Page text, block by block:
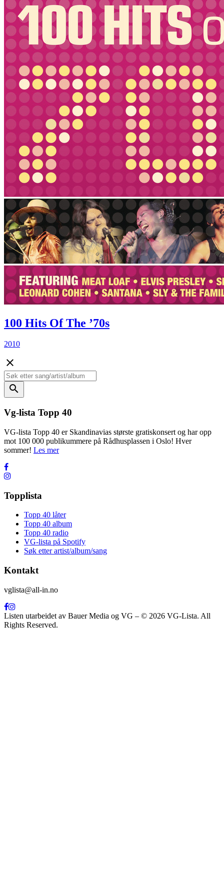
100 Hits Of The ’70s
2010
close
search
Vg-lista Topp 40
VG-lista Topp 40 er Skandinavias største gratiskonsert og har opp
mot 100 000 publikummere på Rådhusplassen i Oslo! Hver
sommer! Les mer
Topplista
Topp 40 låter
Topp 40 album
Topp 40 radio
VG-lista på Spotify
Søk etter artist/album/sang
Kontakt
vglista@all-in.no
Listen utarbeidet av Bauer Media og VG – © 2026 VG-Lista. All
Rights Reserved.